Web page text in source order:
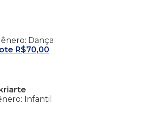
Dança
R$70,00
Infantil